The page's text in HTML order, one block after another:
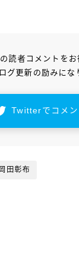
読者コメントをお
グ更新の励みにな
Twitterでコメン
田彰布